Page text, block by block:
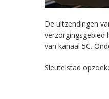
De uitzendingen
verzorgingsgebied
van kanaal 5C.
Sleutelstad